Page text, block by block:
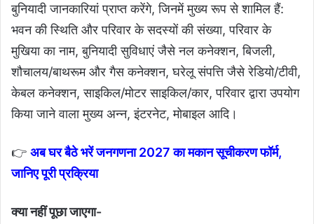
बुनियादी जानकारियां प्राप्त करेंगे, जिनमें मुख्य रूप से शामिल हैं:
भवन की स्थिति और परिवार के सदस्यों की संख्या, परिवार के
मुखिया का नाम, बुनियादी सुविधाएं जैसे नल कनेक्शन, बिजली,
शौचालय/बाथरूम और गैस कनेक्शन, घरेलू संपत्ति जैसे रेडियो/टीवी,
केबल कनेक्शन, साइकिल/मोटर साइकिल/कार, परिवार द्वारा उपयोग
किया जाने वाला मुख्य अन्न, इंटरनेट, मोबाइल आदि।
👉 अब घर बैठे भरें जनगणना 2027 का मकान सूचीकरण फॉर्म,
जानिए पूरी प्रक्रिया
क्‍या नहीं पूछा जाएगा-